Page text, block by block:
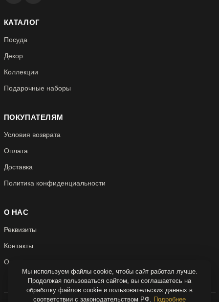
КАТАЛОГ
Посуда
Декор
Коллекции
Подарочные наборы
ПОКУПАТЕЛЯМ
Условия возврата
Оплата
Доставка
Политика конфиденциальности
О НАС
Реквизиты
Контакты
О нас
Мы используем файлы cookie, чтобы сайт работал лучше.
Продолжая пользоваться сайтом, вы соглашаетесь на
обработку файлов cookie и пользовательских данных в
соответствии с законодательством РФ. Подробнее